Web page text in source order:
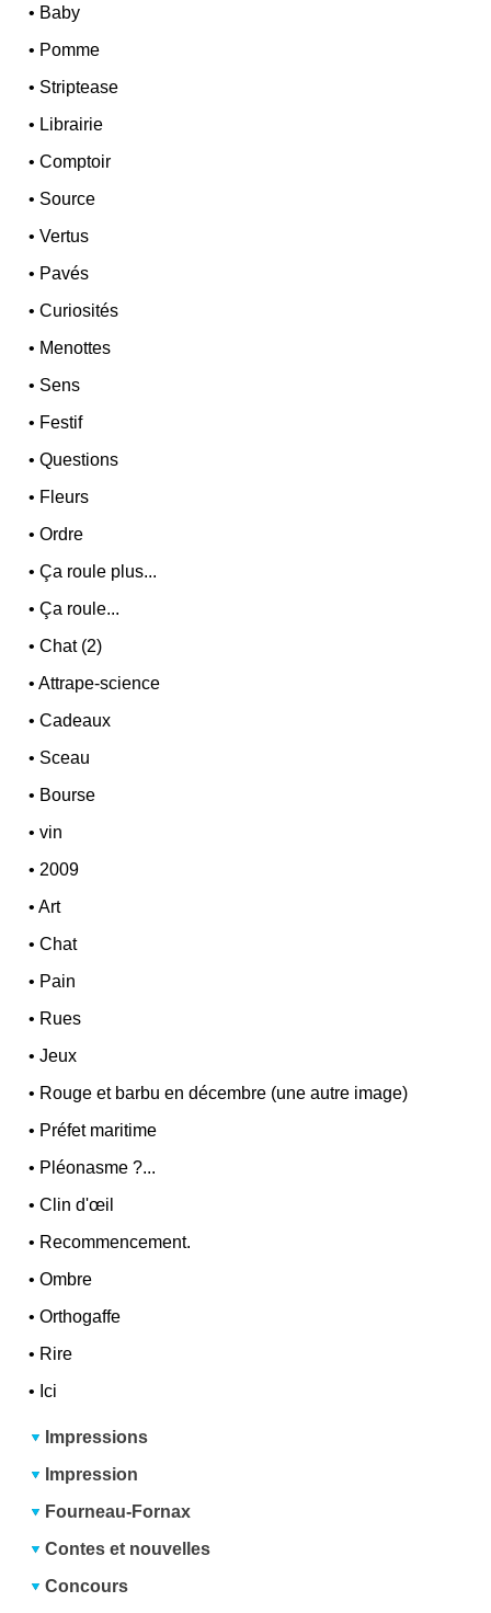
• Baby
• Pomme
• Striptease
• Librairie
•Comptoir
• Source
•Vertus
• Pavés
•Curiosités
• Menottes
• Sens
• Festif
•Questions
• Fleurs
•Ordre
•Ça roule plus...
•Ça roule...
•Chat (2)
•Attrape-science
•Cadeaux
• Sceau
• Bourse
•vin
•2009
•Art
•Chat
• Pain
• Rues
•Jeux
• Rouge et barbu en décembre (une autre image)
• Préfet maritime
• Pléonasme ?...
•Clin d'œil
• Recommencement.
•Ombre
•Orthogaffe
• Rire
• Ici
Impressions
Impression
Fourneau-Fornax
Contes et nouvelles
Concours